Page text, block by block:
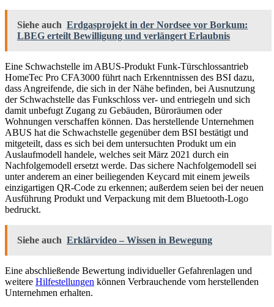
Siehe auch Erdgasprojekt in der Nordsee vor Borkum:
LBEG erteilt Bewilligung und verlängert Erlaubnis
Eine Schwachstelle im ABUS-Produkt Funk-Türschlossantrieb
HomeTec Pro CFA3000 führt nach Erkenntnissen des BSI dazu,
dass Angreifende, die sich in der Nähe befinden, bei Ausnutzung
der Schwachstelle das Funkschloss ver- und entriegeln und sich
damit unbefugt Zugang zu Gebäuden, Büroräumen oder
Wohnungen verschaffen können. Das herstellende Unternehmen
ABUS hat die Schwachstelle gegenüber dem BSI bestätigt und
mitgeteilt, dass es sich bei dem untersuchten Produkt um ein
Auslaufmodell handele, welches seit März 2021 durch ein
Nachfolgemodell ersetzt werde. Das sichere Nachfolgemodell sei
unter anderem an einer beiliegenden Keycard mit einem jeweils
einzigartigen QR-Code zu erkennen; außerdem seien bei der neuen
Ausführung Produkt und Verpackung mit dem Bluetooth-Logo
bedruckt.
Siehe auch Erklärvideo – Wissen in Bewegung
Eine abschließende Bewertung individueller Gefahrenlagen und
weitere Hilfestellungen können Verbrauchende vom herstellenden
Unternehmen erhalten.